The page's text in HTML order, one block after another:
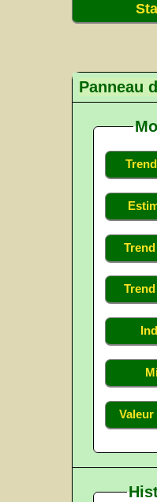
Panneau
Valeur